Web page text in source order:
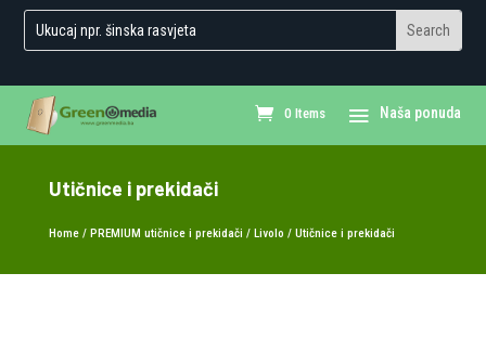
0 Items
Utičnice i prekidači
Home/ PREMIUM utičnice i prekidači / Livolo / Utičnice i prekidači